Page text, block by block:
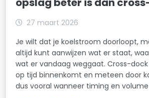
27 maart 2026
Je wilt dat je koelstroom doorloopt,
altijd kunt aanwijzen wat er staat,
wat er vandaag weggaat. Cross-dock
op tijd binnenkomt en meteen door
dus vooral wanneer timing en volume